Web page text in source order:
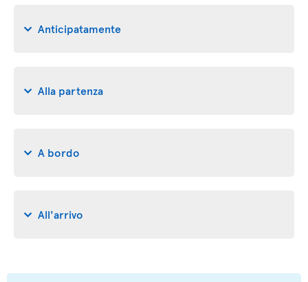
Anticipatamente
Alla partenza
A bordo
All'arrivo